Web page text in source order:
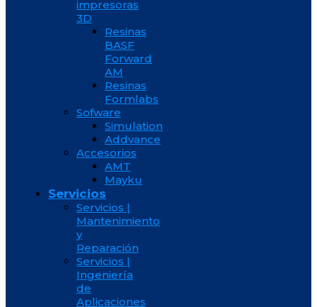
impresoras
3D
Resinas
BASF
Forward
AM
Resinas
Formlabs
Sofware
Simulation
Addvance
Accesorios
AMT
Mayku
Servicios
Servicios |
Mantenimiento
y
Reparación
Servicios |
Ingeniería
de
Aplicaciones